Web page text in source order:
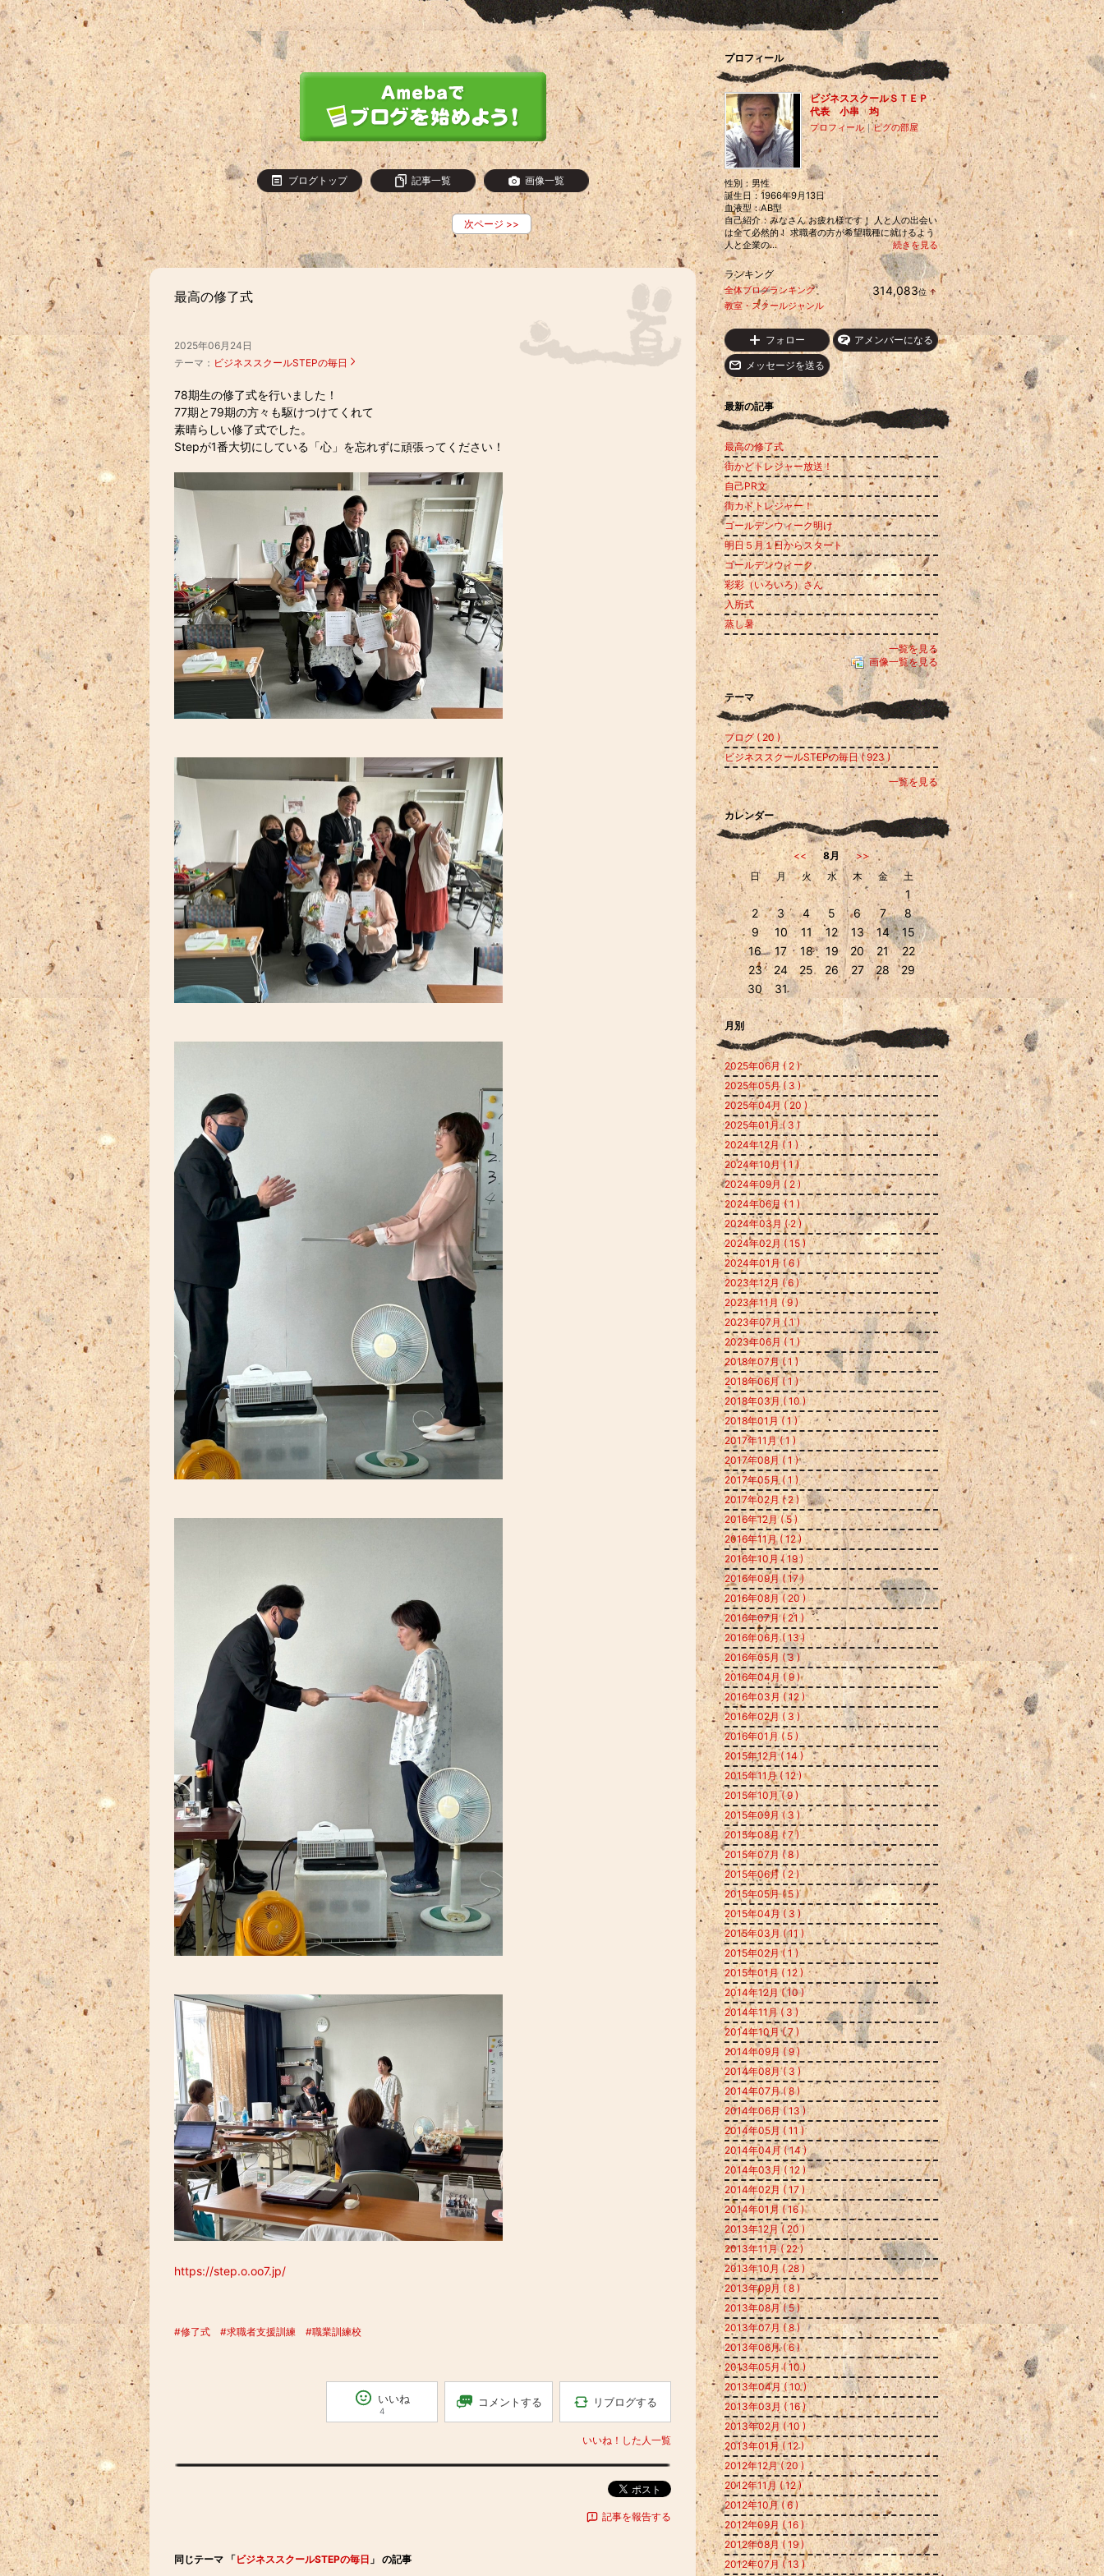
ブログトップ 記事一覧 画像一覧
次ページ >>
最高の修了式
2025年06月24日
テーマ： ビジネススクールSTEPの毎日
78期生の修了式を行いました！
77期と79期の方々も駆けつけてくれて
素晴らしい修了式でした。
Stepが1番大切にしている「心」を忘れずに頑張ってください！
https://step.o.oo7.jp/
#修了式 #求職者支援訓練 #職業訓練校
いいね
4
コメントする リブログする
いいね！した人一覧
ポスト
記事を報告する
同じテーマ 「ビジネススクールSTEPの毎日 」 の記事
プロフィール
ビジネススクールＳＴＥＰ
代表 小串 均
プロフィール｜ピグの部屋
性別：男性
誕生日：1966年9月13日
血液型：AB型
自己紹介：みなさん お疲れ様です！ 人と人の出会い
は全て必然的！ 求職者の方が希望職種に就けるよう
人と企業の...
続きを見る
ランキング
全体ブログランキング 314,083位 ↑
ラ
ン
キ
ン
グ
上
昇
教室・スクールジャンル
フォロー アメンバーになる
メッセージを送る
最新の記事
最高の修了式
街かどトレジャー放送！
自己PR文
街カドトレジャー！
ゴールデンウィーク明け
明日５月１日からスタート
ゴールデンウィーク
彩彩（いろいろ）さん
入所式
蒸し暑
一覧を見る
画像一覧を見る
テーマ
ブログ ( 20 )
ビジネススクールSTEPの毎日 ( 923 )
一覧を見る
カレンダー
<< 8月
>>
日
月 火 水 木 金 土
1
2
3 4 5 6 7
8
9
10 11 12 13 14
15
16
17 18 19 20 21
22
23
24 25 26 27 28
29
30
31
月別
2025年06月 ( 2 )
2025年05月 ( 3 )
2025年04月 ( 20 )
2025年01月 ( 3 )
2024年12月 ( 1 )
2024年10月 ( 1 )
2024年09月 ( 2 )
2024年06月 ( 1 )
2024年03月 ( 2 )
2024年02月 ( 15 )
2024年01月 ( 6 )
2023年12月 ( 6 )
2023年11月 ( 9 )
2023年07月 ( 1 )
2023年06月 ( 1 )
2018年07月 ( 1 )
2018年06月 ( 1 )
2018年03月 ( 10 )
2018年01月 ( 1 )
2017年11月 ( 1 )
2017年08月 ( 1 )
2017年05月 ( 1 )
2017年02月 ( 2 )
2016年12月 ( 5 )
2016年11月 ( 12 )
2016年10月 ( 19 )
2016年09月 ( 17 )
2016年08月 ( 20 )
2016年07月 ( 21 )
2016年06月 ( 13 )
2016年05月 ( 3 )
2016年04月 ( 9 )
2016年03月 ( 12 )
2016年02月 ( 3 )
2016年01月 ( 5 )
2015年12月 ( 14 )
2015年11月 ( 12 )
2015年10月 ( 9 )
2015年09月 ( 3 )
2015年08月 ( 7 )
2015年07月 ( 8 )
2015年06月 ( 2 )
2015年05月 ( 5 )
2015年04月 ( 3 )
2015年03月 ( 11 )
2015年02月 ( 1 )
2015年01月 ( 12 )
2014年12月 ( 10 )
2014年11月 ( 3 )
2014年10月 ( 7 )
2014年09月 ( 9 )
2014年08月 ( 3 )
2014年07月 ( 8 )
2014年06月 ( 13 )
2014年05月 ( 11 )
2014年04月 ( 14 )
2014年03月 ( 12 )
2014年02月 ( 17 )
2014年01月 ( 16 )
2013年12月 ( 20 )
2013年11月 ( 22 )
2013年10月 ( 28 )
2013年09月 ( 8 )
2013年08月 ( 5 )
2013年07月 ( 8 )
2013年06月 ( 6 )
2013年05月 ( 10 )
2013年04月 ( 10 )
2013年03月 ( 16 )
2013年02月 ( 10 )
2013年01月 ( 12 )
2012年12月 ( 20 )
2012年11月 ( 12 )
2012年10月 ( 6 )
2012年09月 ( 16 )
2012年08月 ( 19 )
2012年07月 ( 13 )